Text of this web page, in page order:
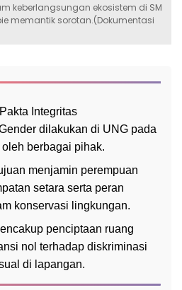
keberlangsungan ekosistem di SM
memantik sorotan.(Dokumentasi
Integritas
dilakukan di UNG pada
berbagai pihak.
menjamin perempuan
setara serta peran
konservasi lingkungan.
penciptaan ruang
nol terhadap diskriminasi
di lapangan.